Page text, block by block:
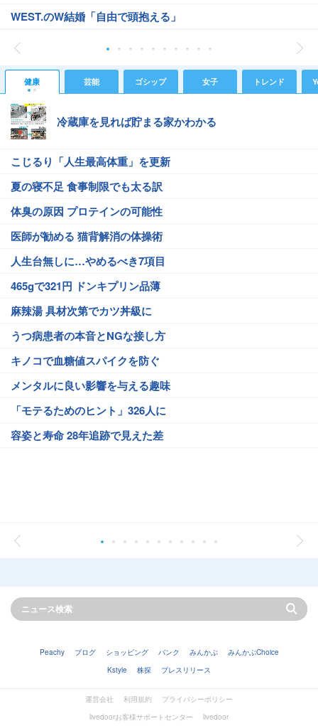
WEST.のW結婚「自由で頭抱える」
健康 芸能 ゴシップ 女子 トレンド
冷蔵庫を見れば貯まる家かわかる
こじるり「人生最高体重」を更新
夏の寝不足 食事制限でも太る訳
体臭の原因 プロテインの可能性
医師が勧める 猫背解消の体操術
人生台無しに…やめるべき7項目
465gで321円 ドンキプリン品薄
麻辣湯 具材次第でカツ丼級に
うつ病患者の本音とNGな接し方
キノコで血糖値スパイクを防ぐ
メンタルに良い影響を与える趣味
「モテるためのヒント」326人に
容姿と寿命 28年追跡で見えた差
Peachy ブログ ショッピング バンク みんかぶ
みんかぶChoice
Kstyle
株探 プレスリリース
運営会社 利用規約
プライバシーポリシー
livedoorお客様サポートセンター
livedoor